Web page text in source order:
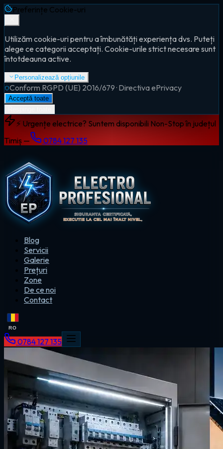
Preferințe Cookie-uri
Utilizăm cookie-uri pentru a îmbunătăți experiența dvs. Puteți
alege ce categorii acceptați. Cookie-urile strict necesare sunt
întotdeauna active.
Personalizează opțiunile
Conform RGPD (UE) 2016/679 · Directiva ePrivacy
Acceptă toate
⚡ Urgențe electrice? Suntem disponibili Non-Stop în județul
Timiș —
0784 127 135
Blog
Servicii
Galerie
Prețuri
Zone
De ce noi
Contact
RO
0784 127 135